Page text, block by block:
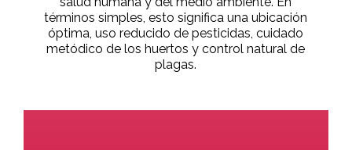
términos simples, esto significa una ubicación
óptima, uso reducido de pesticidas, cuidado
metódico de los huertos y control natural de
plagas.